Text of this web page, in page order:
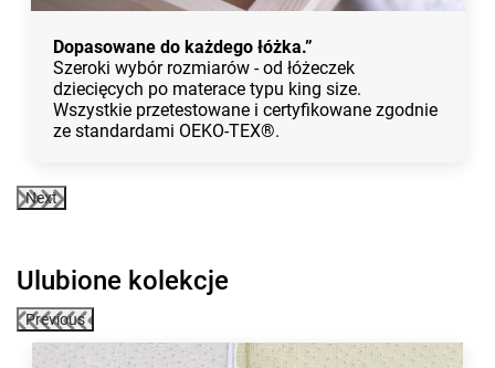
Dopasowane do każdego łóżka.”
Szeroki wybór rozmiarów - od łóżeczek
dziecięcych po materace typu king size.
Wszystkie przetestowane i certyfikowane zgodnie
ze standardami OEKO-TEX®.
Next
Ulubione kolekcje
Previous